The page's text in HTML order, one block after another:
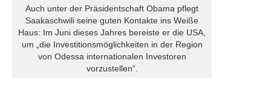
Auch unter der Präsidentschaft Obama pflegt
Saakaschwili seine guten Kontakte ins Weiße
Haus: Im Juni dieses Jahres bereiste er die USA,
um „die Investitionsmöglichkeiten in der Region
von Odessa internationalen Investoren
vorzustellen“.